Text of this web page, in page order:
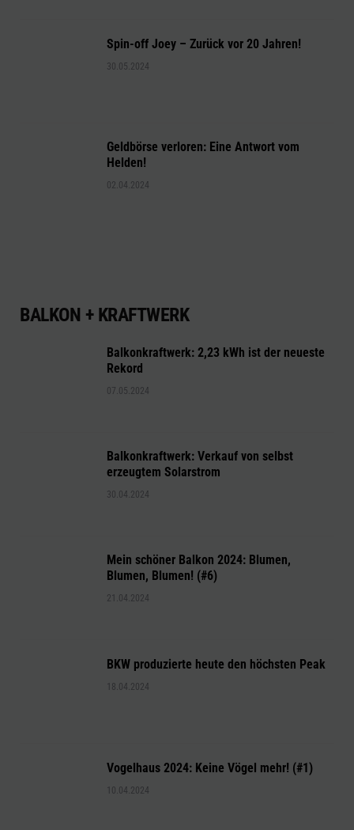
Spin-off Joey – Zurück vor 20 Jahren!
30.05.2024
Geldbörse verloren: Eine Antwort vom
Helden!
02.04.2024
BALKON + KRAFTWERK
Balkonkraftwerk: 2,23 kWh ist der neueste
Rekord
07.05.2024
Balkonkraftwerk: Verkauf von selbst
erzeugtem Solarstrom
30.04.2024
Mein schöner Balkon 2024: Blumen,
Blumen, Blumen! (#6)
21.04.2024
BKW produzierte heute den höchsten Peak
18.04.2024
Vogelhaus 2024: Keine Vögel mehr! (#1)
10.04.2024